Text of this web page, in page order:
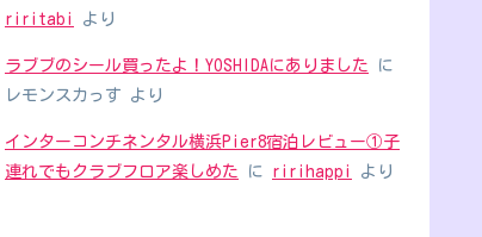
riritabi
より
ラブブのシール買ったよ！YOSHIDAにありました に
レモンスカっす より
インターコンチネンタル横浜Pier8宿泊レビュー①子
連れでもクラブフロア楽しめた に ririhappi より